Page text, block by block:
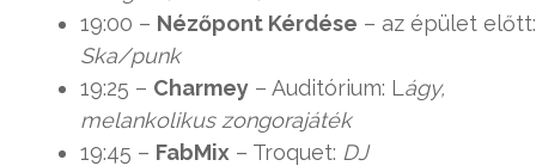
19:00 – Nézőpont Kérdése – az épület előtt:
Ska/punk
19:25 – Charmey – Auditórium: L ágy,
melankolikus zongorajáték
19:45 – FabMix – Troquet: DJ